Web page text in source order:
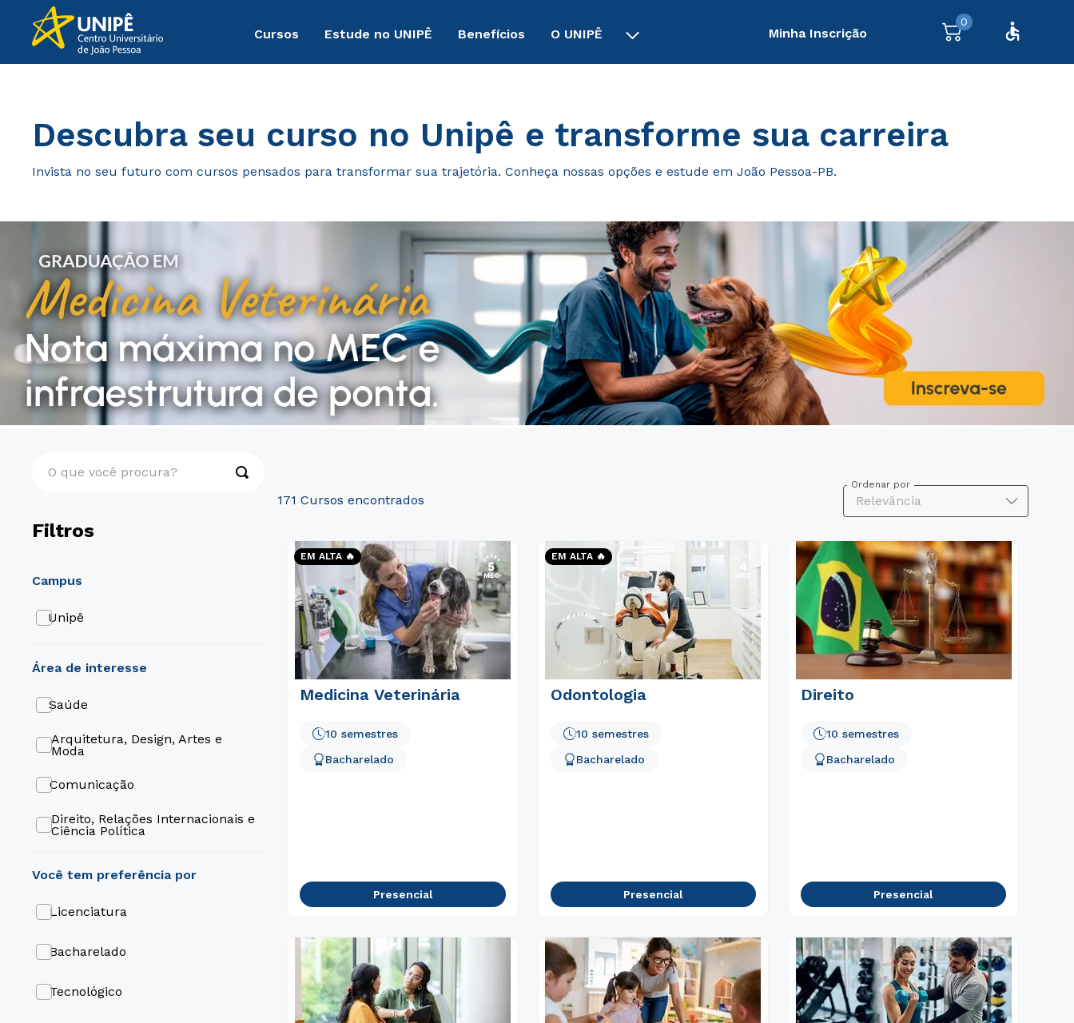
Cursos Estude no UNIPÊ Benefícios O UNIPÊ Minha Inscrição
0
Descubra seu curso no Unipê e transforme sua carreira
Invista no seu futuro com cursos pensados para transformar sua trajetória. Conheça nossas opções e estude em João Pessoa-PB.
Filtros
área de interesse
Saúde
Arquitetura, Design, Artes e
Moda
Comunicação
Direito, Relações Internacionais e
Ciência Política
Engenharia e Tecnologia
Gestão e Negócios
Gastronomia e Hospitalidade
campus
Unipê
Licenciatura
Bacharelado
Tecnológico
171
Ordenar por
Relevância
EM ALTA 🔥
Medicina Veterinária
Bacharelado
10 semestres
Presencial
EM ALTA 🔥
Odontologia
10 semestres
Bacharelado
Presencial
Direito
10 semestres
Bacharelado
Presencial